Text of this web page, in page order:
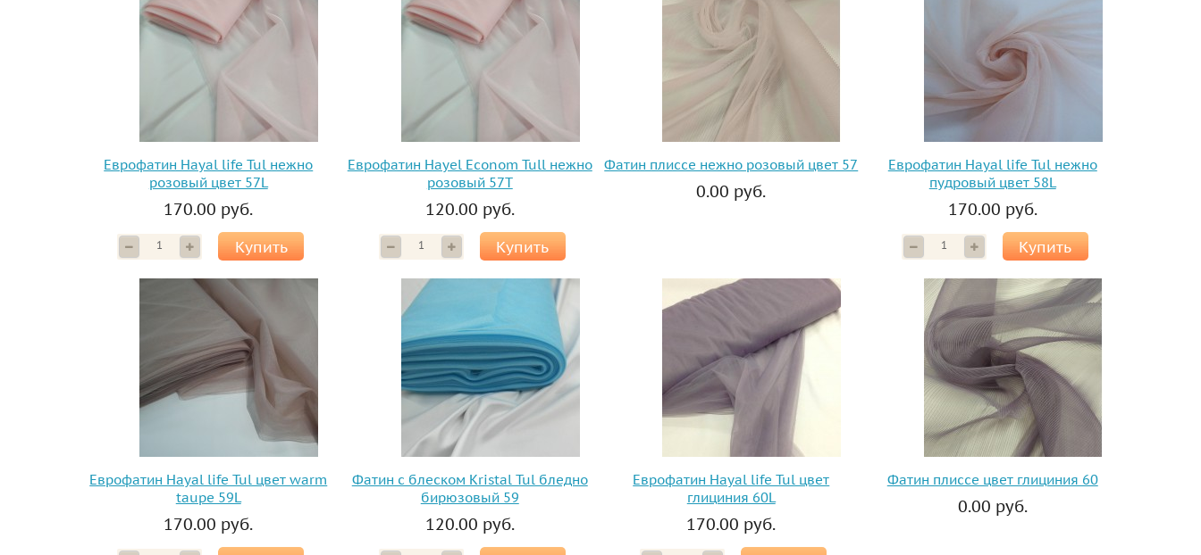
Еврофатин Hayal life Tul нежно
розовый цвет 57L
170.00 руб.
Купить
Еврофатин Hayel Econom Tull нежно
розовый 57T
120.00 руб.
Купить
Фатин плиссе нежно розовый цвет 57
0.00 руб.
Еврофатин Hayal life Tul нежно
пудровый цвет 58L
170.00 руб.
Купить
Еврофатин Hayal life Tul цвет warm
taupe 59L
170.00 руб.
Фатин с блеском Kristal Tul бледно
бирюзовый 59
120.00 руб.
Еврофатин Hayal life Tul цвет
глициния 60L
170.00 руб.
Фатин плиссе цвет глициния 60
0.00 руб.